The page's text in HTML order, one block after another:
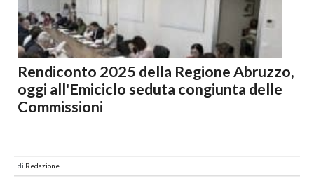
Rendiconto 2025 della Regione Abruzzo,
oggi all'Emiciclo seduta congiunta delle
Commissioni
di Redazione